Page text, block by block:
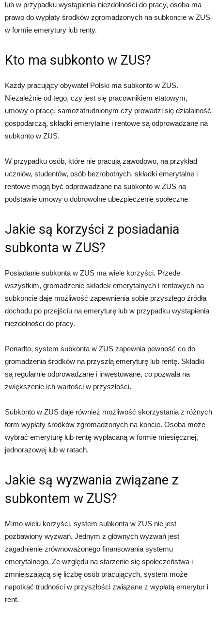
lub w przypadku wystąpienia niezdolności do pracy, osoba ma
prawo do wypłaty środków zgromadzonych na subkoncie w ZUS
w formie emerytury lub renty.
Kto ma subkonto w ZUS?
Każdy pracujący obywatel Polski ma subkonto w ZUS.
Niezależnie od tego, czy jest się pracownikiem etatowym,
umowy o pracę, samozatrudnionym czy prowadzi się działalność
gospodarczą, składki emerytalne i rentowe są odprowadzane na
subkonto w ZUS.
W przypadku osób, które nie pracują zawodowo, na przykład
uczniów, studentów, osób bezrobotnych, składki emerytalne i
rentowe mogą być odprowadzane na subkonto w ZUS na
podstawie umowy o dobrowolne ubezpieczenie społeczne.
Jakie są korzyści z posiadania
subkonta w ZUS?
Posiadanie subkonta w ZUS ma wiele korzyści. Przede
wszystkim, gromadzenie składek emerytalnych i rentowych na
subkoncie daje możliwość zapewnienia sobie przyszłego źródła
dochodu po przejściu na emeryturę lub w przypadku wystąpienia
niezdolności do pracy.
Ponadto, system subkonta w ZUS zapewnia pewność co do
gromadzenia środków na przyszłą emeryturę lub rentę. Składki
są regularnie odprowadzane i inwestowane, co pozwala na
zwiększenie ich wartości w przyszłości.
Subkonto w ZUS daje również możliwość skorzystania z różnych
form wypłaty środków zgromadzonych na koncie. Osoba może
wybrać emeryturę lub rentę wypłacaną w formie miesięcznej,
jednorazowej lub w ratach.
Jakie są wyzwania związane z
subkontem w ZUS?
Mimo wielu korzyści, system subkonta w ZUS nie jest
pozbawiony wyzwań. Jednym z głównych wyzwań jest
zagadnienie zrównoważonego finansowania systemu
emerytalnego. Ze względu na starzenie się społeczeństwa i
zmniejszającą się liczbę osób pracujących, system może
napotkać trudności w przyszłości związane z wypłatą emerytur i
rent.